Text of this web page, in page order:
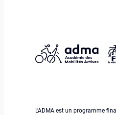
L’ADMA est un programme